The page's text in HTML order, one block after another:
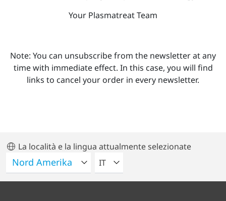
Your Plasmatreat Team
Note: You can unsubscribe from the newsletter at any
time with immediate effect. In this case, you will find
links to cancel your order in every newsletter.
La località e la lingua attualmente selezionate
VELEZIONA UNA LINGUA
IT